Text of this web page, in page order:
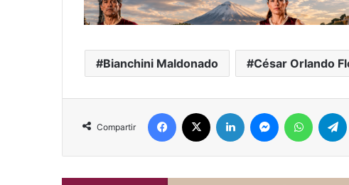
Bianchini Maldonado César Orlando
Compartir
Facebook LinkedIn Messenger